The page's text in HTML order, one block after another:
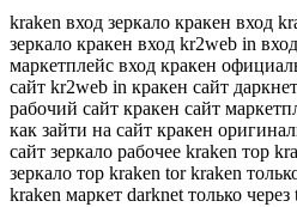
kraken вход зеркало кракен вход
зеркало кракен вход kr2web in
маркетплейс вход кракен
сайт kr2web in кракен сайт
рабочий сайт кракен сайт
как зайти на сайт кракен
сайт зеркало рабочее kraken тор
зеркало тор kraken tor kraken
kraken маркет darknet только